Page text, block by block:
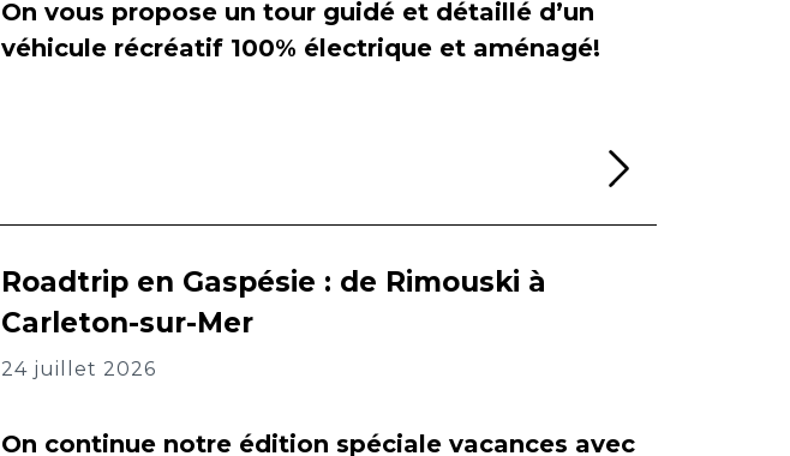
On vous propose un tour guidé et détaillé d’un
véhicule récréatif 100% électrique et aménagé!
Roadtrip en Gaspésie : de Rimouski à
Carleton-sur-Mer
24 juillet 2026
On continue notre édition spéciale vacances avec